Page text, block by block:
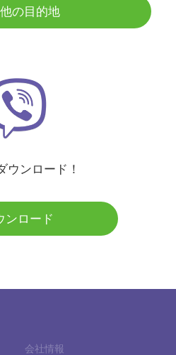
の目的地
ウンロード！
ンロード
会社情報